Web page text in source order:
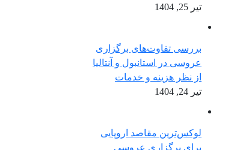
تیر 25, 1404
بررسی تفاوت‌های برگزاری
عروسی در استانبول و آنتالیا
از نظر هزینه و خدمات
تیر 24, 1404
لوکس‌ترین مقاصد اروپایی
برای برگزاری عروسی